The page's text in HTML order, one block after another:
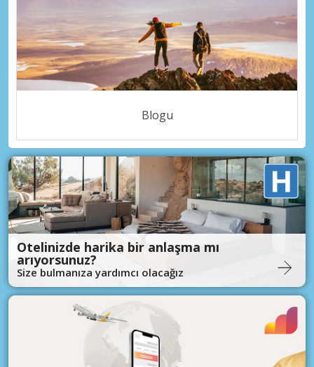
Blogu
Otelinizde harika bir anlaşma mı
arıyorsunuz?
Size bulmanıza yardımcı olacağız